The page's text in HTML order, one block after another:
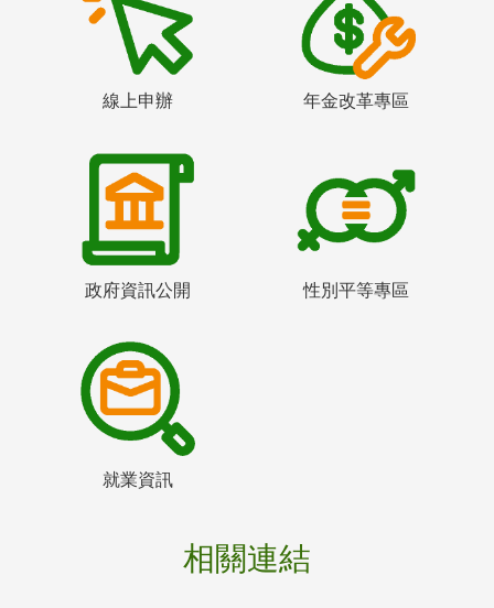
線上申辦 年金改革專區
政府資訊公開 性別平等專區
就業資訊
相關連結